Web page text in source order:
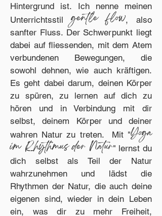
Hintergrund ist. Ich nenne meinen
Unterrichtsstilgentle flow, also
sanfter Fluss. Der Schwerpunkt liegt
dabei auf fliessenden, mit dem Atem
verbundenen Bewegungen, die
sowohl dehnen, wie auch kräftigen.
Es geht dabei darum, deinen Körper
zu spüren, zu lernen auf dich zu
hören und in Verbindung mit dir
selbst, deinem Körper und deiner
wahren Natur zu treten. Mit "Yoga
im Rhythmus der Natur" lernst du
dich selbst als Teil der Natur
wahrzunehmen und lädst die
Rhythmen der Natur, die auch deine
eigenen sind, wieder in dein Leben
ein, was dir zu mehr Freiheit,